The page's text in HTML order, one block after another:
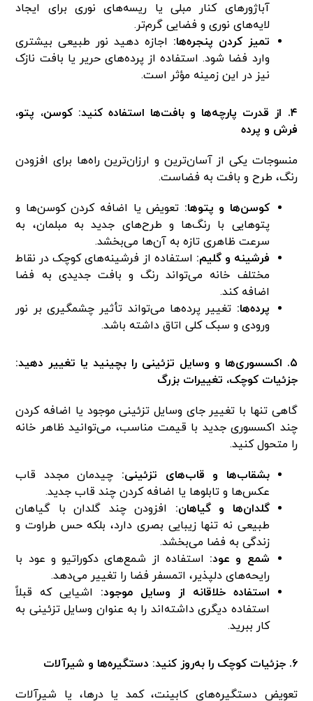
آباژورهای کنار مبلی یا ریسه‌های نوری برای ایجاد
لایه‌های نوری و فضایی گرم‌تر.
تمیز کردن پنجره‌ها: اجازه دهید نور طبیعی بیشتری
وارد فضا شود. استفاده از پرده‌های حریر یا بافت نازک
نیز در این زمینه مؤثر است.
۴. از قدرت پارچه‌ها و بافت‌ها استفاده کنید: کوسن، پتو،
فرش و پرده
منسوجات یکی از آسان‌ترین و ارزان‌ترین راه‌ها برای افزودن
رنگ، طرح و بافت به فضاست.
کوسن‌ها و پتوها: تعویض یا اضافه کردن کوسن‌ها و
پتوهایی با رنگ‌ها و طرح‌های جدید به مبلمان، به
سرعت ظاهری تازه به آن‌ها می‌بخشد.
فرشینه و گلیم: استفاده از فرشینه‌های کوچک در نقاط
مختلف خانه می‌تواند رنگ و بافت جدیدی به فضا
اضافه کند.
پرده‌ها: تغییر پرده‌ها می‌تواند تأثیر چشمگیری بر نور
ورودی و سبک کلی اتاق داشته باشد.
۵. اکسسوری‌ها و وسایل تزئینی را بچینید یا تغییر دهید:
جزئیات کوچک، تغییرات بزرگ
گاهی تنها با تغییر جای وسایل تزئینی موجود یا اضافه کردن
چند اکسسوری جدید با قیمت مناسب، می‌توانید ظاهر خانه
را متحول کنید.
بشقاب‌ها و قاب‌های تزئینی: چیدمان مجدد قاب
عکس‌ها و تابلوها یا اضافه کردن چند قاب جدید.
گلدان‌ها و گیاهان: افزودن چند گلدان با گیاهان
طبیعی نه تنها زیبایی بصری دارد، بلکه حس طراوت و
زندگی به فضا می‌بخشد.
شمع و عود: استفاده از شمع‌های دکوراتیو و عود با
رایحه‌های دلپذیر، اتمسفر فضا را تغییر می‌دهد.
استفاده خلاقانه از وسایل موجود: اشیایی که قبلاً
استفاده دیگری داشته‌اند را به عنوان وسایل تزئینی به
کار ببرید.
۶. جزئیات کوچک را به‌روز کنید: دستگیره‌ها و شیرآلات
تعویض دستگیره‌های کابینت، کمد یا درها، یا شیرآلات